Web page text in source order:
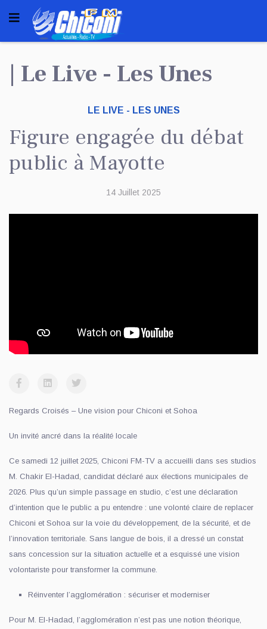
| Le Live - Les Unes
LE LIVE - LES UNES
Figure engagée du débat
public à Mayotte
14 Juillet 2025
Regards Croisés – Une vision pour Chiconi et Sohoa
Un invité ancré dans la réalité locale
Ce samedi 12 juillet 2025, Chiconi FM-TV a accueilli dans ses studios
M. Chakir El-Hadad, candidat déclaré aux élections municipales de
2026. Plus qu’un simple passage en studio, c’est une déclaration
d’intention que le public a pu entendre : une volonté claire de replacer
Chiconi et Sohoa sur la voie du développement, de la sécurité, et de
l’innovation territoriale. Sans langue de bois, il a dressé un constat
sans concession sur la situation actuelle et a esquissé une vision
volontariste pour transformer la commune.
Réinventer l’agglomération : sécuriser et moderniser
Pour M. El-Hadad, l’agglomération n’est pas une notion théorique,